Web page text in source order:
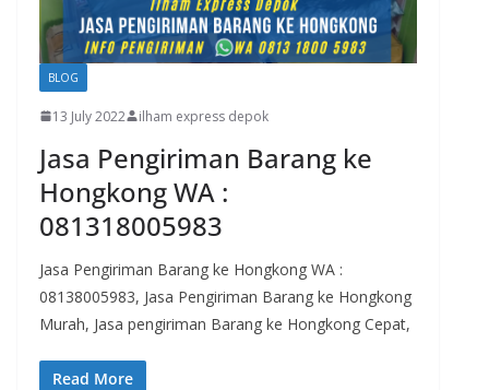
BLOG
13 July 2022 ilham express depok
Jasa Pengiriman Barang ke
Hongkong WA :
081318005983
Jasa Pengiriman Barang ke Hongkong WA :
08138005983, Jasa Pengiriman Barang ke Hongkong
Murah, Jasa pengiriman Barang ke Hongkong Cepat,
Read More